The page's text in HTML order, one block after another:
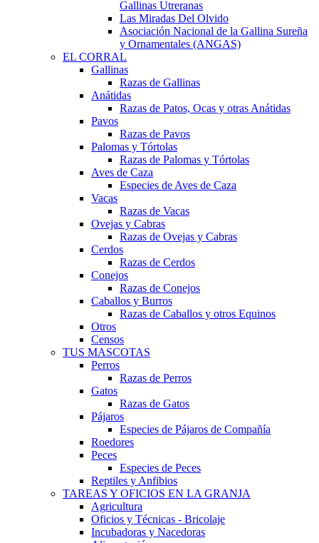
Gallinas Utreranas
Las Miradas Del Olvido
Asociación Nacional de la Gallina Sureña
y Ornamentales (ANGAS)
EL CORRAL
Gallinas
Razas de Gallinas
Anátidas
Razas de Patos, Ocas y otras Anátidas
Pavos
Razas de Pavos
Palomas y Tórtolas
Razas de Palomas y Tórtolas
Aves de Caza
Especies de Aves de Caza
Vacas
Razas de Vacas
Ovejas y Cabras
Razas de Ovejas y Cabras
Cerdos
Razas de Cerdos
Conejos
Razas de Conejos
Caballos y Burros
Razas de Caballos y otros Equinos
Otros
Censos
TUS MASCOTAS
Perros
Razas de Perros
Gatos
Razas de Gatos
Pájaros
Especies de Pájaros de Compañía
Roedores
Peces
Especies de Peces
Reptiles y Anfibios
TAREAS Y OFICIOS EN LA GRANJA
Agricultura
Oficios y Técnicas - Bricolaje
Incubadoras y Nacedoras